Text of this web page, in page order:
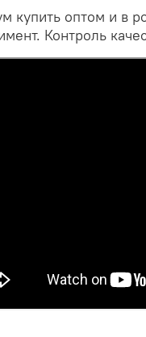
купить оптом и в
Контроль